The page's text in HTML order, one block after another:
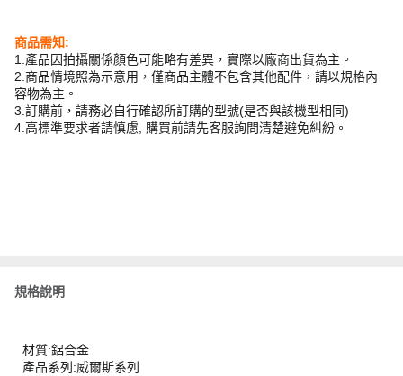
商品需知:
1.產品因拍攝關係顏色可能略有差異，實際以廠商出貨為主。
2.商品情境照為示意用，僅商品主體不包含其他配件，請以規格內
容物為主。
3.訂購前，請務必自行確認所訂購的型號(是否與該機型相同)
4.高標準要求者請慎慮, 購買前請先客服詢問清楚避免糾紛。
規格說明
材質:鋁合金
產品系列:威爾斯系列